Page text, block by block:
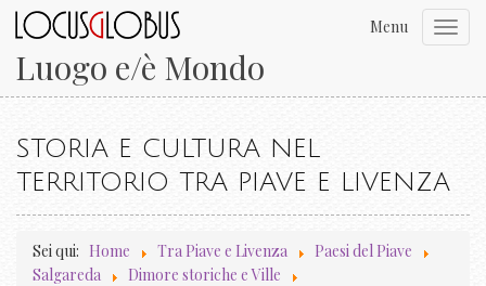
Luogo e/è Mondo
Menu
STORIA E CULTURA NEL
TERRITORIO TRA PIAVE E LIVENZA
Sei qui: Home Tra Piave e Livenza
Paesi del Piave
Salgareda
Dimore storiche e Ville